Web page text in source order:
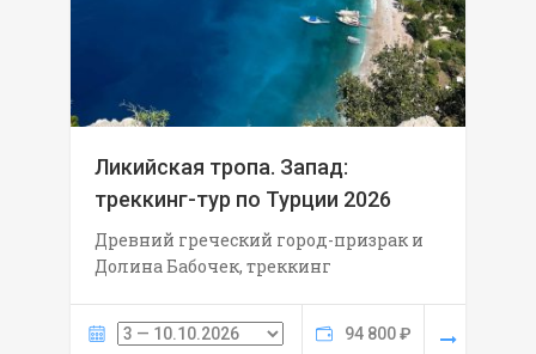
Ликийская тропа. Запад:
треккинг-тур по Турции 2026
Древний греческий город-призрак и
Долина Бабочек, треккинг
94 800 ₽